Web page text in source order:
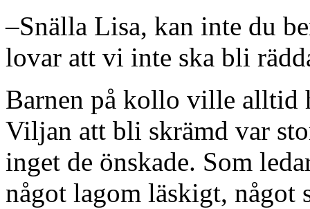
–Snälla Lisa, kan inte du
lovar att vi inte ska bli
Barnen på kollo ville alltid
Viljan att bli skrämd var
inget de önskade. Som
något lagom läskigt, något